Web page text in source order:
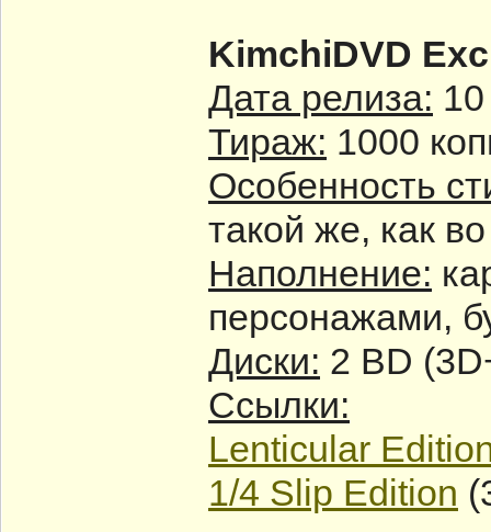
KimchiDVD
Дата релиза:
Тираж: 1000
Особенность
такой же, как
Наполнение:
персонажами,
Диски: 2 BD
Ссылки:
Lenticular
1/4 Slip Edition